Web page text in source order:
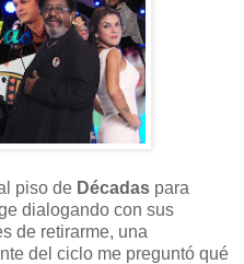
piso de Décadas para
dialogando con sus
de retirarme, una
del ciclo me preguntó qué